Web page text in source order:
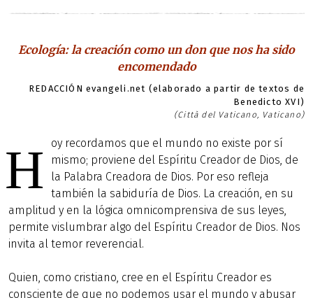
Ecología: la creación como un don que nos ha sido
encomendado
REDACCIÓN evangeli.net (elaborado a partir de textos de
Benedicto XVI)
(Città del Vaticano, Vaticano)
H
oy recordamos que el mundo no existe por sí
mismo; proviene del Espíritu Creador de Dios, de
la Palabra Creadora de Dios. Por eso refleja
también la sabiduría de Dios. La creación, en su
amplitud y en la lógica omnicomprensiva de sus leyes,
permite vislumbrar algo del Espíritu Creador de Dios. Nos
invita al temor reverencial.
Quien, como cristiano, cree en el Espíritu Creador es
consciente de que no podemos usar el mundo y abusar